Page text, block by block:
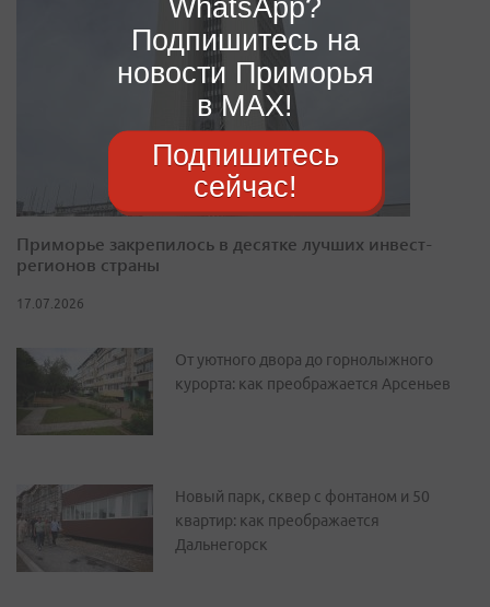
Приморье закрепилось в десятке лучших инвест-
регионов страны
17.07.2026
От уютного двора до горнолыжного
курорта: как преображается Арсеньев
Новый парк, сквер с фонтаном и 50
квартир: как преображается
Дальнегорск
WhatsApp?
Подпишитесь на
новости Приморья
в MAX!
Подпишитесь
сейчас!